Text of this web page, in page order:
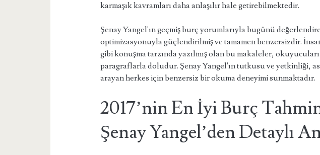
karmaşık kavramları daha anlaşılır hale getirebilmektedir.
Şenay Yangel'ın geçmiş burç yorumlarıyla bugünü
optimizasyonuyla güçlendirilmiş ve tamamen benzersizdir.
gibi konuşma tarzında yazılmış olan bu makaleler,
paragraflarla doludur. Şenay Yangel'ın tutkusu ve yetkinliği,
arayan herkes için benzersiz bir okuma deneyimi sunmaktadır.
2017’nin En İyi Burç
Şenay Yangel’den Detaylı